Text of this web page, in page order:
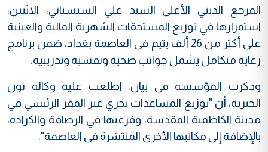
المرجع الديني الأعلى السيد علي السيستاني، الاثنين،
استمرارها في توزيع المستحقات الشهرية المالية والعينية
على أكثر من 26 ألف يتيم في العاصمة بغداد، ضمن برنامج
رعاية متكامل يشمل جوانب صحية ونفسية وتدريبية.
وذكرت المؤسسة في بيان، اطلعت عليه وكالة نون
الخبرية، أن "توزيع المساعدات يجري عبر المقر الرئيسي في
مدينة الكاظمية المقدسة، وفرعيها في الرصافة والكرادة،
بالإضافة إلى مكاتبها الأخرى المنتشرة في العاصمة".